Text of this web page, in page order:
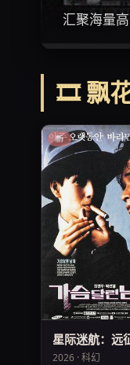
爆款剧集
🎞️ 飘
新
星际迷航：远
2026 · 科幻